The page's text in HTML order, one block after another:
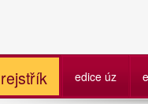
rejstřík edice úz